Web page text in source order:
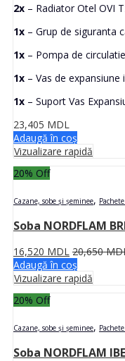
2x – Radiator Otel OVI
1x – Grup de siguranta
1x – Pompa de
1x – Vas de expansiune
1x – Suport Vas
23,405 MDL
Adaugă în coș
Vizualizare rapidă
20% Off
Cazane, sobe și șeminee,
Soba NORDFLAM
16,520 MDL 20,650
Adaugă în coș
Vizualizare rapidă
20% Off
Cazane, sobe și șeminee,
Soba NORDFLAM